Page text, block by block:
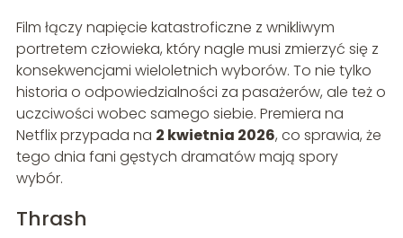
Film łączy napięcie katastroficzne z wnikliwym
portretem człowieka, który nagle musi zmierzyć się z
konsekwencjami wieloletnich wyborów. To nie tylko
historia o odpowiedzialności za pasażerów, ale też o
uczciwości wobec samego siebie. Premiera na
Netflix przypada na 2 kwietnia 2026, co sprawia, że
tego dnia fani gęstych dramatów mają spory
wybór.
Thrash